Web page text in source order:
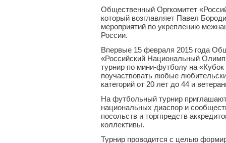
Общественный Оргкомитет
который возглавляет Павел
мероприятий по укреплению
России.
Впервые 15 февраля 2015 года
«Российский Национальный
турнир по мини-футболу на «Кубок
поучаствовать любые
категорий от 20 лет до 44 и
На футбольный турнир
национальных диаспор и
посольств и торгпредств
коллективы.
Турнир проводится с целью